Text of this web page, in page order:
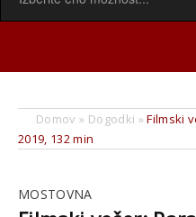
Domov » Dogodki »Filmski
2019, 132 min
MOSTOVNA